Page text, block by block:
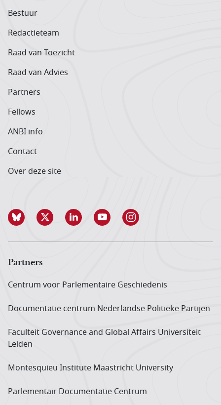
Bestuur
Redactieteam
Raad van Toezicht
Raad van Advies
Partners
Fellows
ANBI info
Contact
Over deze site
Partners
Centrum voor Parlementaire Geschiedenis
Documentatie centrum Neder­landse Politieke Partijen
Faculteit Governance and Global Affairs Universiteit
Leiden
Montesquieu Institute Maastricht University
Parlementair Documentatie Centrum